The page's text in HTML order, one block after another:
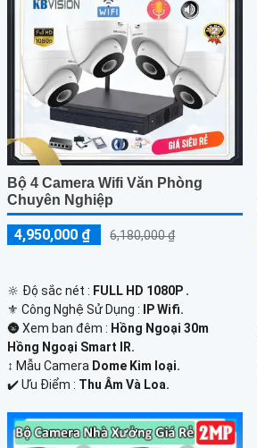
Bộ 4 Camera Wifi Văn Phòng
Chuyên Nghiệp
4,950,000 ₫ 6,180,000 ₫
🔆 Độ sắc nét : FULL HD 1080P .
⚜️ Công Nghệ Sử Dụng :
IP Wifi.
🌚 Xem ban đêm : Hồng Ngoại 30m
Hồng Ngoại Smart IR.
↕️ Mẫu Camera Dome Kim loại.
️✔️ Ưu Điểm : Thu Âm Và Loa.